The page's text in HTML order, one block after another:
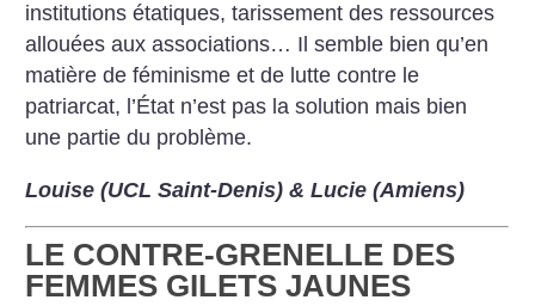
institutions étatiques, tarissement des ressources
allouées aux associations… Il semble bien qu’en
matière de féminisme et de lutte contre le
patriarcat, l’État n’est pas la solution mais bien
une partie du problème.
Louise (UCL Saint-Denis) & Lucie (Amiens)
LE CONTRE-GRENELLE DES
FEMMES GILETS JAUNES